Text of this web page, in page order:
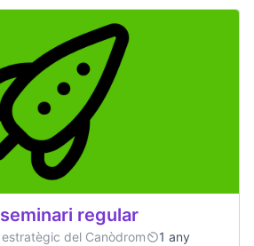
regular
del Canòdrom
1 any